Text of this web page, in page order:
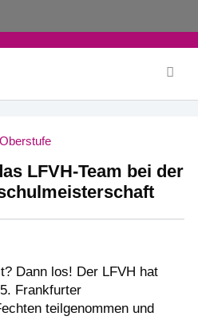
Oberstufe
LFVH-Team bei der
Dann los! Der LFVH hat
Frankfurter
teilgenommen und